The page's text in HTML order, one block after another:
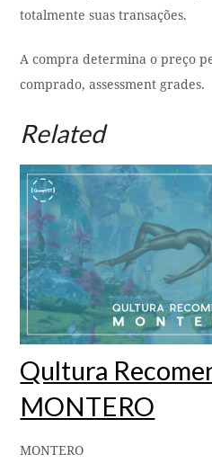
totalmente suas transações.
A compra determina o preço
comprado, assessment grades.
Related
Qultura
MONTERO
MONTERO